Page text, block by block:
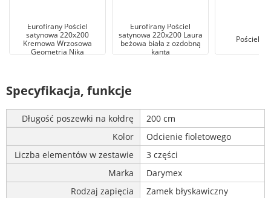
Eurofirany Pościel
satynowa 220x200
Kremowa Wrzosowa
Geometria Nika
Eurofirany Pościel
satynowa 220x200 Laura
beżowa biała z ozdobną
kantą
Pościel
Specyfikacja, funkcje
Długość poszewki na kołdrę
200 cm
Kolor
Odcienie fioletowego
Liczba elementów w zestawie
3 części
Marka
Darymex
Rodzaj zapięcia
Zamek błyskawiczny